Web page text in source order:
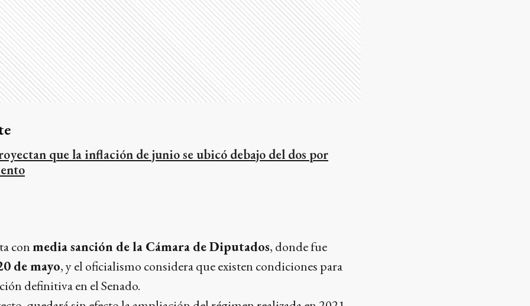
que la inflación de junio se ubicó debajo del dos por
conmedia sanción de la Cámara de Diputados, donde fue
de mayo, y el oficialismo considera que existen condiciones para
definitiva en el Senado.